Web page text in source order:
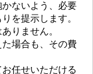
ないよう、必要
を提示します。
りません。
場合も、その費
任せいただける